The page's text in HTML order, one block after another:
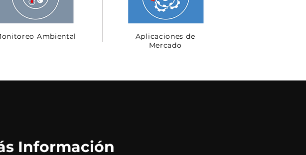
Ambiental
Aplicaciones de
Mercado
Información